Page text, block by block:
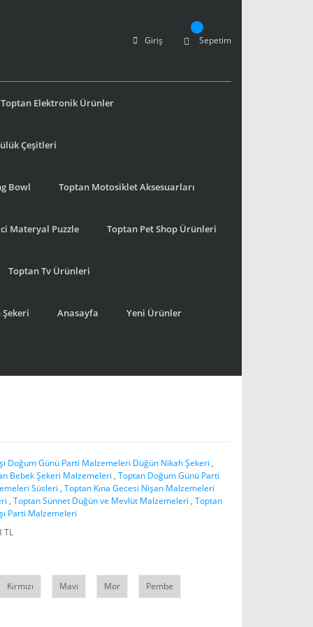
Giriş Sepetim
Toptan Elektronik Ürünler
Çeşitleri
Bowl Toptan Motosiklet Aksesuarları
Materyal Puzzle Toptan Pet Shop Ürünleri
Toptan Tv Ürünleri
Anasayfa Yeni Ürünler
Doğum Günü Parti Malzemeleri Düğün Nikah Şekeri ,
Bebek Şekeri Malzemeleri , Toptan Doğum Günü Parti
Süsleri , Toptan Kına Gecesi Nişan Malzemeleri
, Toptan Sünnet Düğün ve Mevlüt Malzemeleri , Toptan
Parti Malzemeleri
TL
Kırmızı Mavi Mor Pembe